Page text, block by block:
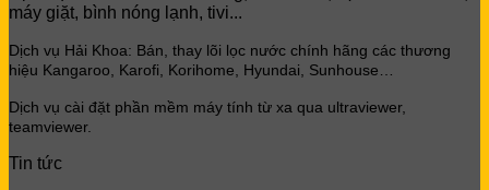
máy giặt, bình nóng lạnh, tivi...
Dịch vụ Hải Khoa: Bán, thay lõi lọc nước chính hãng các thương
hiệu Kangaroo, Karofi, Korihome, Hyundai, Sunhouse…
Dịch vụ cài đặt phần mềm máy tính từ xa qua ultraviewer,
teamviewer.
Tin tức